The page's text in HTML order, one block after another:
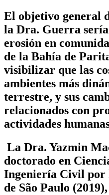
El objetivo general
la Dra. Guerra
erosión en
de la Bahía de
visibilizar que las
ambientes más
terrestre, y sus
relacionados con
actividades
La Dra. Yazmin
doctorado en
Ingeniería Civil por
de São Paulo